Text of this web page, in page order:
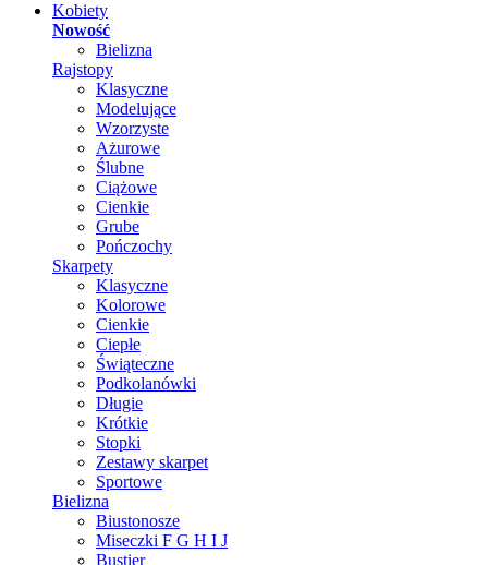
Kobiety
Nowość
Bielizna
Rajstopy
Klasyczne
Modelujące
Wzorzyste
Ażurowe
Ślubne
Ciążowe
Cienkie
Grube
Pończochy
Skarpety
Klasyczne
Kolorowe
Cienkie
Ciepłe
Świąteczne
Podkolanówki
Długie
Krótkie
Stopki
Zestawy skarpet
Sportowe
Bielizna
Biustonosze
Miseczki F G H I J
Bustier